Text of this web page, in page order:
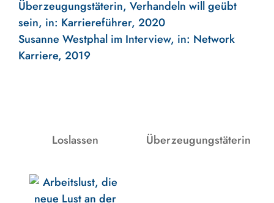
Überzeugungstäterin, Verhandeln will geübt
sein, in: Karriereführer, 2020
Susanne Westphal im Interview, in: Network
Karriere, 2019
Loslassen Überzeugungstäterin